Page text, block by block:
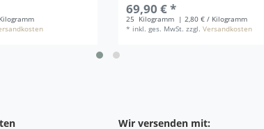
69,90 € *
25 Kilogramm
| 2,80 € / Kilogramm
* inkl. ges. MwSt. zzgl.Versandkosten
Wir versenden mit: